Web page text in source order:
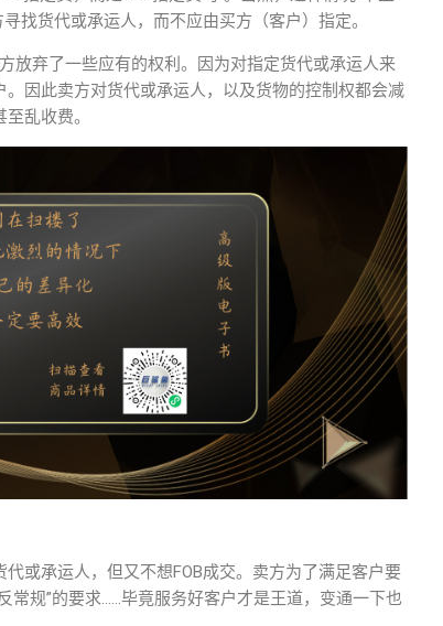
找货代或承运人，而不应由买方（客户）指定。
放弃了一些应有的权利。因为对指定货代或承运人来
因此卖方对货代或承运人，以及货物的控制权都会减
乱收费。
或承运人，但又不想FOB成交。卖方为了满足客户要
常规”的要求……毕竟服务好客户才是王道，变通一下也